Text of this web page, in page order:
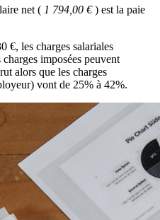
net ( 1 794,00 €) est la paie
€, les charges salariales
imposées peuvent
alors que les charges
vont de 25% à 42%.